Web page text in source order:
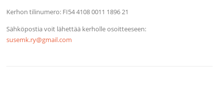
Kerhon tilinumero: FI54 4108 0011 1896 21
Sähköpostia voit lähettää kerholle osoitteeseen:
susemk.ry@gmail.com